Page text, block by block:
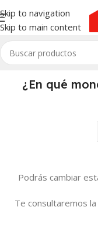
Skip to navigation
Skip to main content
¿En qué
Podrás cambiar
Te consultaremos